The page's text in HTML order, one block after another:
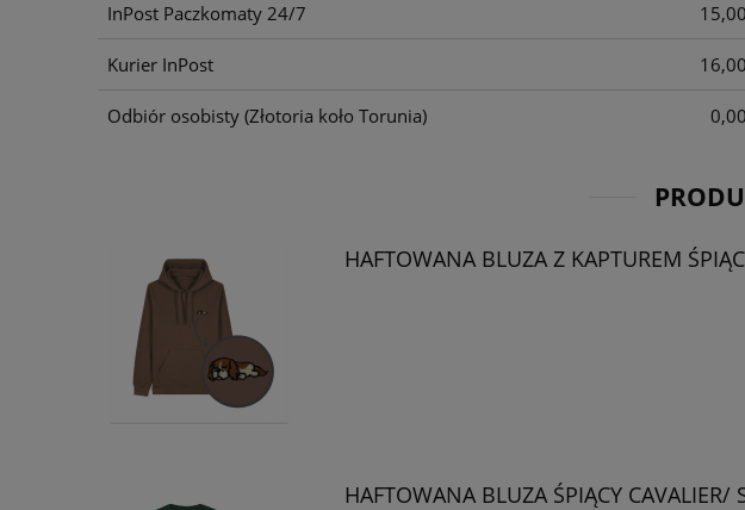
InPost Paczkomaty 24/7
Kurier InPost
Odbiór osobisty (Złotoria koło Torunia)
HAFTOWANA BLUZA Z KAPTUREM
HAFTOWANA BLUZA ŚPIĄCY CAVALIER/